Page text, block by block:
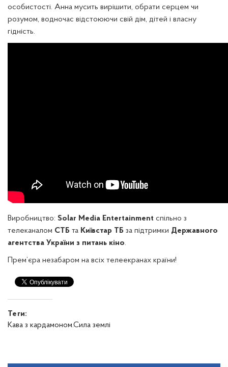
особистості. Анна мусить вирішити, обрати серцем чи
розумом, водночас відстоюючи свій дім, дітей і власну
гідність.
Виробництво: Solar Media Entertainment спільно з
телеканалом СТБ та Київстар ТБ за підтримки Державного
агентства України з питань кіно.
Прем’єра незабаром на всіх телеекранах країни!
Теги:
Кава з кардамоном.Сила землі